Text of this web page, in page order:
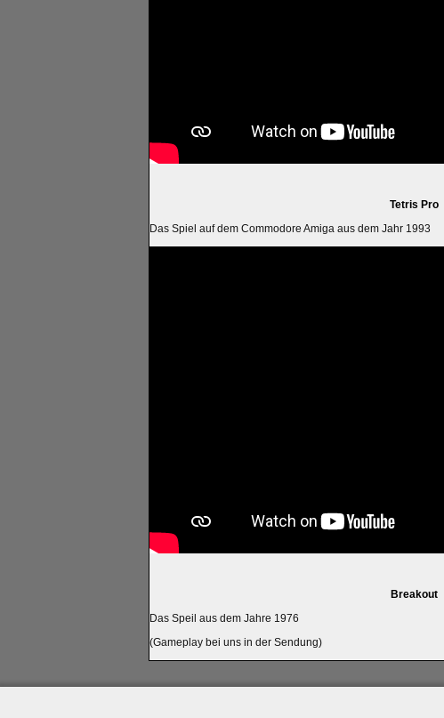
Tetris Pro
Das Spiel auf dem Commodore Amiga aus dem Jahr 1993
Breakout
Das Speil aus dem Jahre 1976
(Gameplay bei uns in der Sendung)